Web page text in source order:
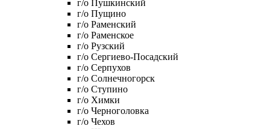
г/о Пушкинский
г/о Пущино
г/о Раменский
г/о Раменское
г/о Рузский
г/о Сергиево-Посадский
г/о Серпухов
г/о Солнечногорск
г/о Ступино
г/о Химки
г/о Черноголовка
г/о Чехов